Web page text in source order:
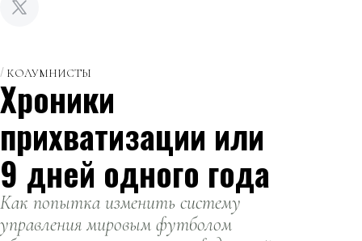
КОЛУМНИСТЫ
Хроники
прихватизации или
9 дней одного года
Как попытка изменить систему
управления мировым футболом